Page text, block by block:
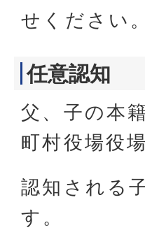
せください。
任意認知
父、子の本
町村役場役
認知される
す。